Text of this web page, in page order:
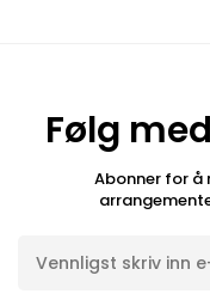
Følg
Abonner for